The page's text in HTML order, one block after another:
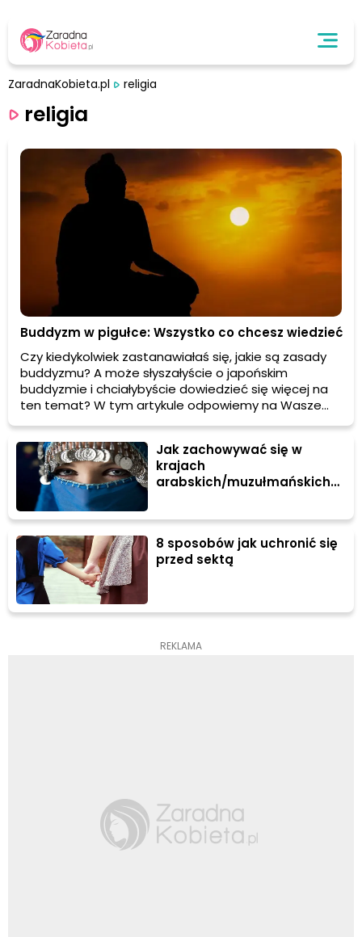
ZaradnaKobieta.pl religia
religia
Buddyzm w pigułce: Wszystko co chcesz wiedzieć
Czy kiedykolwiek zastanawiałaś się, jakie są zasady
buddyzmu? A może słyszałyście o japońskim
buddyzmie i chciałybyście dowiedzieć się więcej na
ten temat? W tym artykule odpowiemy na Wasze
pytania i przedstawimy Wam fascynujący świat
buddyzmu. Zapraszamy do lektury!
Jak zachowywać się w
krajach
arabskich/muzułmańskich?
8 sposobów jak uchronić się
przed sektą
REKLAMA